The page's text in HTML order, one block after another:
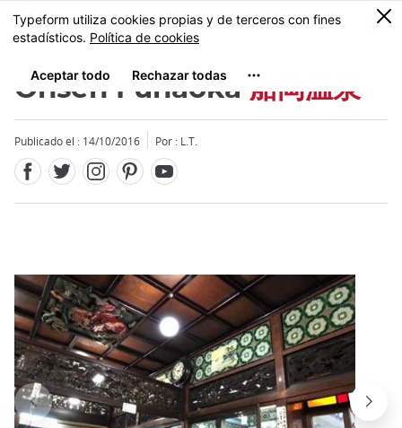
Tamaño
MENU
0
Onsen Funaoka 船岡温泉
Publicado el : 14/10/2016 Por : L.T.
Close